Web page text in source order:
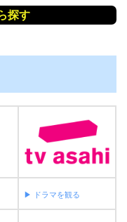
探す
▶︎ ドラマを観る